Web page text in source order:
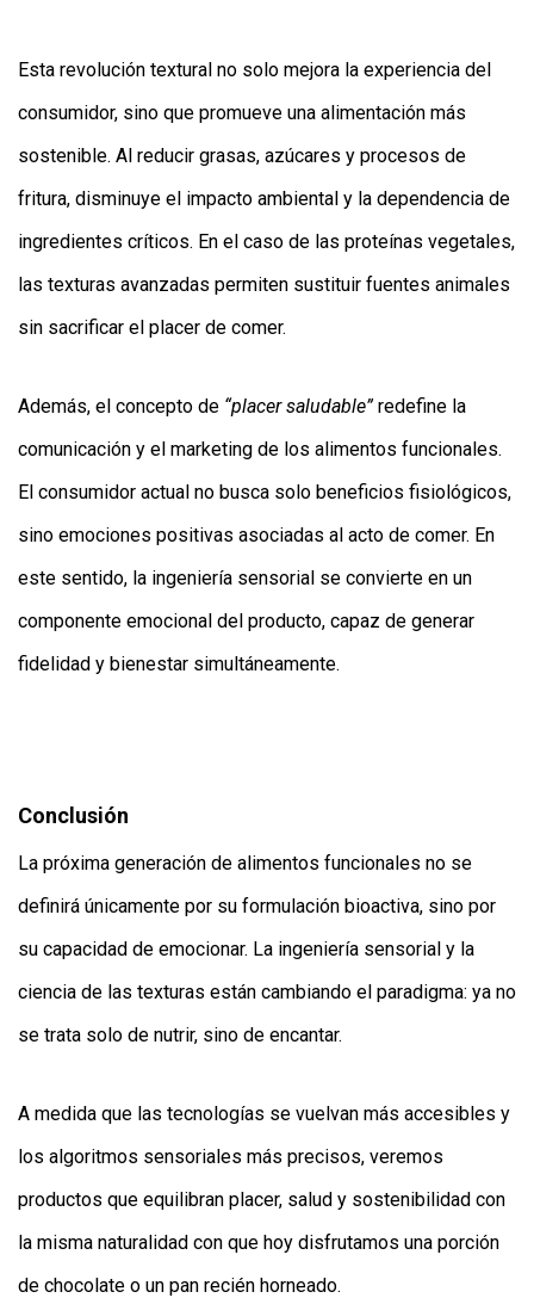
Esta revolución textural no solo mejora la experiencia del
consumidor, sino que promueve una alimentación más
sostenible. Al reducir grasas, azúcares y procesos de
fritura, disminuye el impacto ambiental y la dependencia de
ingredientes críticos. En el caso de las proteínas vegetales,
las texturas avanzadas permiten sustituir fuentes animales
sin sacrificar el placer de comer.
Además, el concepto de “placer saludable”redefine la
comunicación y el marketing de los alimentos funcionales.
El consumidor actual no busca solo beneficios fisiológicos,
sino emociones positivas asociadas al acto de comer. En
este sentido, la ingeniería sensorial se convierte en un
componente emocional del producto, capaz de generar
fidelidad y bienestar simultáneamente.
Conclusión
La próxima generación de alimentos funcionales no se
definirá únicamente por su formulación bioactiva, sino por
su capacidad de emocionar. La ingeniería sensorial y la
ciencia de las texturas están cambiando el paradigma: ya no
se trata solo de nutrir, sino de encantar.
A medida que las tecnologías se vuelvan más accesibles y
los algoritmos sensoriales más precisos, veremos
productos que equilibran placer, salud y sostenibilidad con
la misma naturalidad con que hoy disfrutamos una porción
de chocolate o un pan recién horneado.